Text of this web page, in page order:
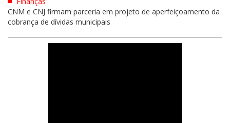
CNM e CNJ firmam parceria em projeto de aperfeiçoamento da
cobrança de dívidas municipais